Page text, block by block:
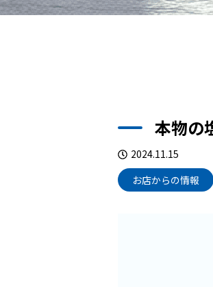
本物の
2024.11.15
お店からの情報